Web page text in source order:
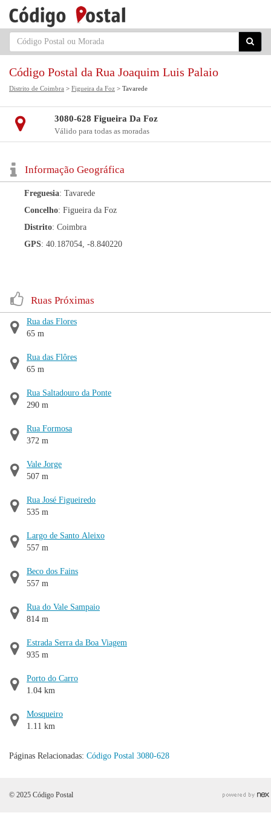
Código Postal da Rua Joaquim Luis Palaio
Distrito de Coimbra > Figueira da Foz > Tavarede
3080-628 Figueira Da Foz
Válido para todas as moradas
Informação Geográfica
Freguesia: Tavarede
Concelho: Figueira da Foz
Distrito: Coimbra
GPS: 40.187054, -8.840220
Ruas Próximas
Rua das Flores
65 m
Rua das Flôres
65 m
Rua Saltadouro da Ponte
290 m
Rua Formosa
372 m
Vale Jorge
507 m
Rua José Figueiredo
535 m
Largo de Santo Aleixo
557 m
Beco dos Fains
557 m
Rua do Vale Sampaio
814 m
Estrada Serra da Boa Viagem
935 m
Porto do Carro
1.04 km
Mosqueiro
1.11 km
Páginas Relacionadas: Código Postal 3080-628
© 2025 Código Postal